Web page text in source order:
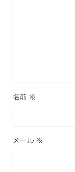
名前 ※
メール ※